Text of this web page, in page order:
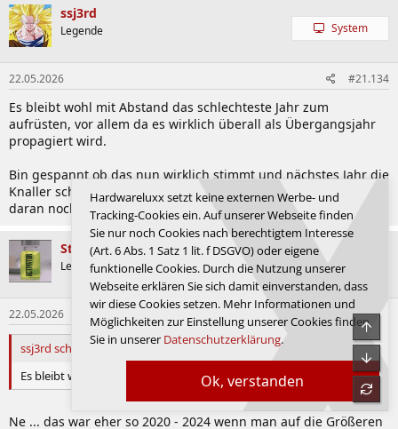
k
t
i
o
n
e
n
:
ssj3rd
Legende System
22.05.2026 #21.134
Es bleibt wohl mit Abstand das schlechteste Jahr zum
aufrüsten, vor allem da es wirklich überall als Übergangsjahr
propagiert wird.
Bin gespannt ob das nun wirklich stimmt und nächstes Jahr die
Knaller schlechthin herauskommen, so wirklich glaube ich
daran noch nicht.
Stagefire
Legende
22.05.2026 #21.135
ssj3rd schrieb:
Es bleibt wohl mit Abstand das schlechteste Jahr zum aufrüsten,
Ne ... das war eher so 2020 - 2024 wenn man auf die Größeren
Ok, verstanden
Hardwareluxx setzt keine externen Werbe- und
Tracking-Cookies ein. Auf unserer Webseite finden
Sie nur noch Cookies nach berechtigtem Interesse
(Art. 6 Abs. 1 Satz 1 lit. f DSGVO) oder eigene
funktionelle Cookies. Durch die Nutzung unserer
Webseite erklären Sie sich damit einverstanden, dass
wir diese Cookies setzen. Mehr Informationen und
Möglichkeiten zur Einstellung unserer Cookies finden
Sie in unserer Datenschutzerklärung.